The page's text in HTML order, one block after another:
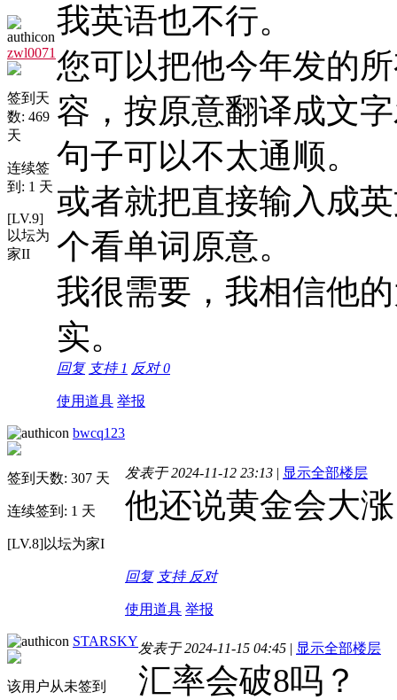
zwl0071
签到天
数: 469
天
连续签
到: 1 天
[LV.9]
以坛为
家II
我英语也不行。
您可以把他今年发的
容，按原意翻译成文
句子可以不太通顺。
或者就把直接输入成
个看单词原意。
我很需要，我相信他
实。
回复 支持 1 反对0
使用道具 举报
bwcq123
签到天数: 307 天
连续签到: 1 天
[LV.8]以坛为家I
发表于 2024-11-12 23:13 | 显示全部楼层
他还说黄金会大
回复 支持 反对
使用道具 举报
STARSKY
该用户从未签到
发表于 2024-11-15 04:45 | 显示全部楼层
汇率会破8吗？